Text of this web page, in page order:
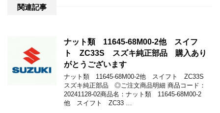
関連記事
ナット類 11645-68M00-2他 スイフ
ト ZC33S スズキ純正部品 購入あり
がとうございます
ナット類 11645-68M00-2他 スイフト ZC33S
スズキ純正部品 ◎ご注文商品明細 商品コード：
20241128-02商品名：ナット類 11645-68M00-2
他 スイフト ZC33 …